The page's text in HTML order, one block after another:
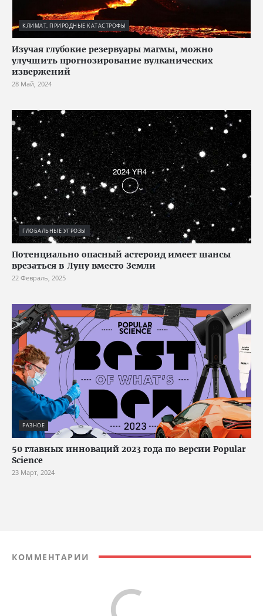
КЛИМАТ, ПРИРОДНЫЕ КАТАСТРОФЫ
Изучая глубокие резервуары магмы, можно
улучшить прогнозирование вулканических
извержений
28 Май, 2024
ГЛОБАЛЬНЫЕ УГРОЗЫ
Потенциально опасный астероид имеет шансы
врезаться в Луну вместо Земли
22 Февраль, 2025
РАЗНОЕ
50 главных инноваций 2023 года по версии Popular
Science
23 Март, 2024
КОММЕНТАРИИ